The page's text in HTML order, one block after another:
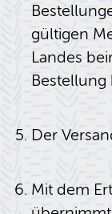
gültigen
Landes
Bestellung
Der
Mit dem